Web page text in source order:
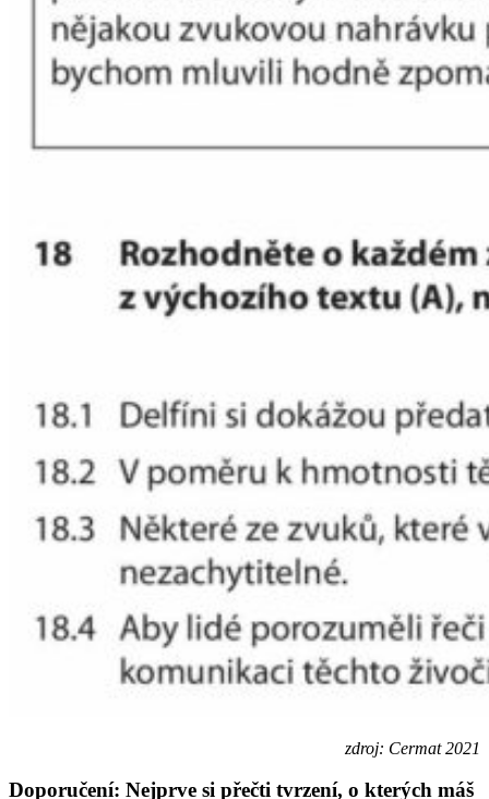
zdroj: Cermat 2021
Doporučení: Nejprve si přečti tvrzení, o kterých máš